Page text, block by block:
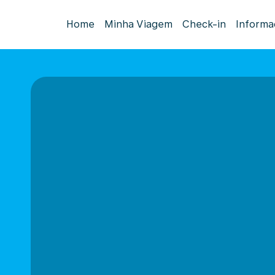
Home Minha Viagem Check-in